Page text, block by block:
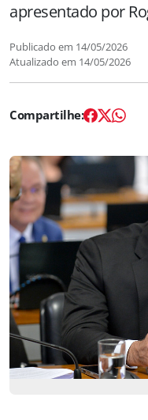
apresentado por
Publicado em 14/05/2026
Atualizado em 14/05/2026